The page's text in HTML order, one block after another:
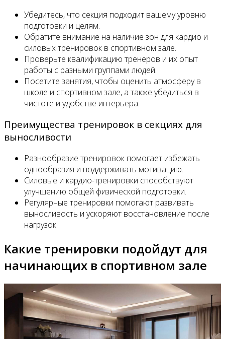
Убедитесь, что секция подходит вашему уровню
подготовки и целям.
Обратите внимание на наличие зон для кардио и
силовых тренировок в спортивном зале.
Проверьте квалификацию тренеров и их опыт
работы с разными группами людей.
Посетите занятия, чтобы оценить атмосферу в
школе и спортивном зале, а также убедиться в
чистоте и удобстве интерьера.
Преимущества тренировок в секциях для
выносливости
Разнообразие тренировок помогает избежать
однообразия и поддерживать мотивацию.
Силовые и кардио-тренировки способствуют
улучшению общей физической подготовки.
Регулярные тренировки помогают развивать
выносливость и ускоряют восстановление после
нагрузок.
Какие тренировки подойдут для
начинающих в спортивном зале